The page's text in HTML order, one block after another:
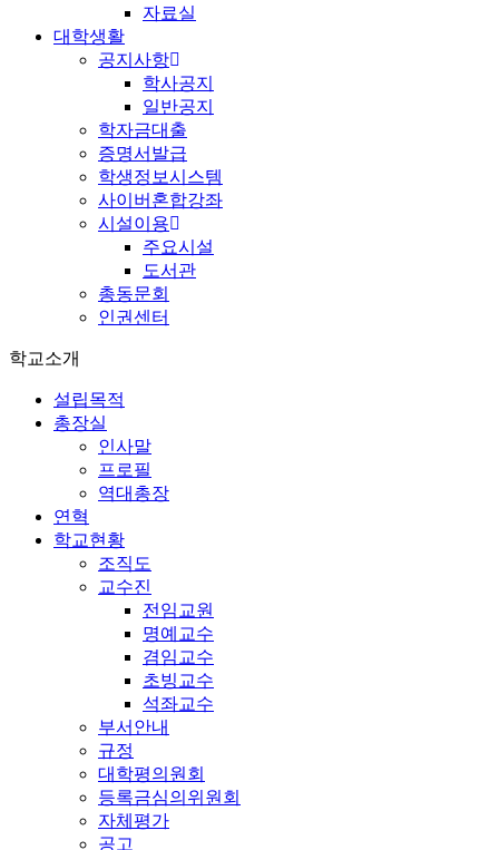
자료실
대학생활
공지사항
학사공지
일반공지
학자금대출
증명서발급
학생정보시스템
사이버혼합강좌
시설이용
주요시설
도서관
총동문회
인권센터
학교소개
설립목적
총장실
인사말
프로필
역대총장
연혁
학교현황
조직도
교수진
전임교원
명예교수
겸임교수
초빙교수
석좌교수
부서안내
규정
대학평의원회
등록금심의위원회
자체평가
공고